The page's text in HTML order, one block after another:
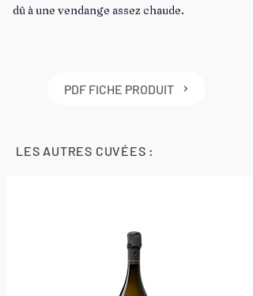
dû à une vendange assez chaude.
PDF FICHE PRODUIT
LES AUTRES CUVÉES :